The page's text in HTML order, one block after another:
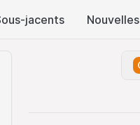
jacents Nouvelles